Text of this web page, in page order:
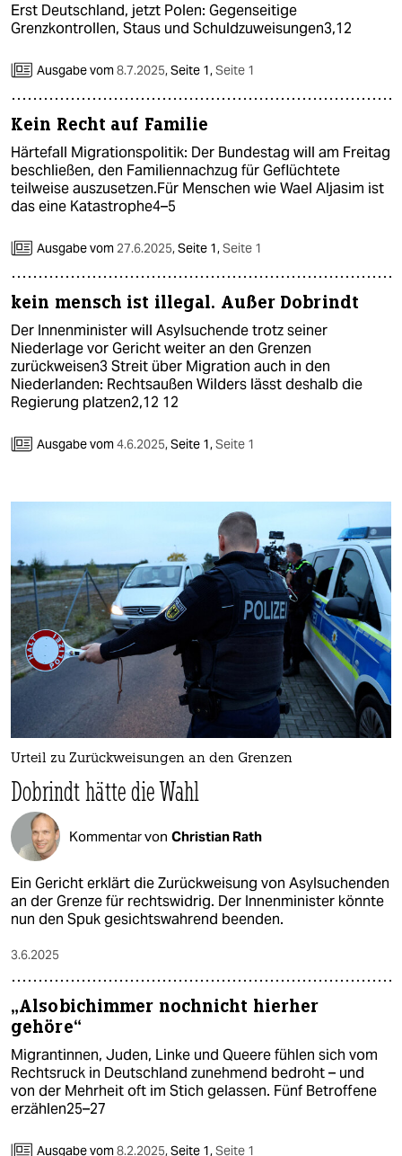
Erst Deutschland, jetzt Polen: Gegenseitige
Grenzkontrollen, Staus und Schuldzuweisungen3,12
Ausgabe vom8.7.2025,Seite 1,Seite 1
Kein Recht auf Familie
Härtefall Migrationspolitik: Der Bundestag will am Freitag
beschließen, den Familiennachzug für Geflüchtete
teilweise auszusetzen.Für Menschen wie Wael Aljasim ist
das eine Katastrophe4–5
Ausgabe vom 27.6.2025,Seite 1,Seite 1
kein mensch ist illegal. Außer Dobrindt
Der Innenminister will Asylsuchende trotz seiner
Niederlage vor Gericht weiter an den Grenzen
zurückweisen3 Streit über Migration auch in den
Niederlanden: Rechtsaußen Wilders lässt deshalb die
Regierung platzen2,12 12
Ausgabe vom4.6.2025,Seite 1,Seite 1
Urteil zu Zurückweisungen an den Grenzen
Dobrindt hätte die Wahl
Kommentar von Christian Rath
Ein Gericht erklärt die Zurückweisung von Asylsuchenden
an der Grenze für rechtswidrig. Der Innenminister könnte
nun den Spuk gesichtswahrend beenden.
3.6.2025
„Alsobichimmer nochnicht hierher
gehöre“
Migrantinnen, Juden, Linke und Queere fühlen sich vom
Rechtsruck in Deutschland zunehmend bedroht – und
von der Mehrheit oft im Stich gelassen. Fünf Betroffene
erzählen25–27
Ausgabe vom8.2.2025,Seite 1,Seite 1